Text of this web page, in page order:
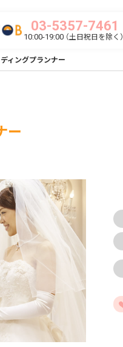
03-5357-7461
10:00-19:00（土日祝日を除く）
ィングプランナー
ー